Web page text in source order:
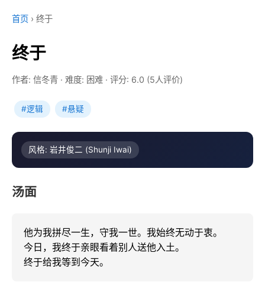
首页 › 终于
终于
作者: 信冬青 · 难度: 困难 · 评分: 6.0 (5人评价)
#逻辑 #悬疑
风格: 岩井俊二 (Shunji Iwai)
汤面
他为我拼尽一生，守我一世。我始终无动于衷。
今日，我终于亲眼看着别人送他入土。
终于给我等到今天。